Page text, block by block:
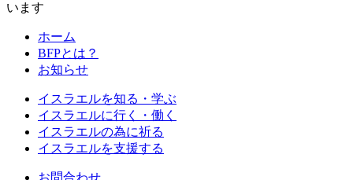
います
ホーム
BFPとは？
お知らせ
イスラエルを知る・学ぶ
イスラエルに行く・働く
イスラエルの為に祈る
イスラエルを支援する
お問合わせ